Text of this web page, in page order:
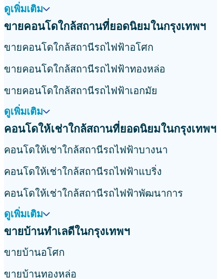
ดูเพิ่มเติม
ขายคอนโดใกล้สถานที่ยอดนิยมในกรุงเทพฯ
ขายคอนโดใกล้สถานีรถไฟฟ้าอโศก
ขายคอนโดใกล้สถานีรถไฟฟ้าทองหล่อ
ขายคอนโดใกล้สถานีรถไฟฟ้าเอกมัย
ดูเพิ่มเติม
คอนโดให้เช่าใกล้สถานที่ยอดนิยมในกรุงเทพฯ
คอนโดให้เช่าใกล้สถานีรถไฟฟ้าบางนา
คอนโดให้เช่าใกล้สถานีรถไฟฟ้าแบริ่ง
คอนโดให้เช่าใกล้สถานีรถไฟฟ้าพัฒนาการ
ดูเพิ่มเติม
ขายบ้านทำเลดีในกรุงเทพฯ
ขายบ้านอโศก
ขายบ้านทองหล่อ